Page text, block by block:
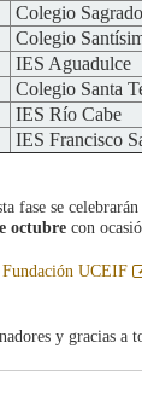
Colegio
Colegio
IES Aguadulce
Colegio Santa
IES Río Cabe
IES Francisco
fase se
octubre con
Fundación UCEIF
y gracias a